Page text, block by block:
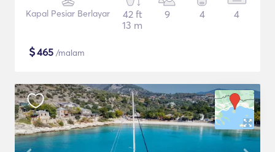
Kapal Pesiar Berlayar
42 ft
13 m
9 4 4
$465 /malam